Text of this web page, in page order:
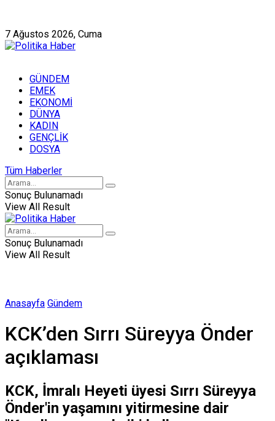
7 Ağustos 2026, Cuma
GÜNDEM
EMEK
EKONOMİ
DÜNYA
KADIN
GENÇLİK
DOSYA
Tüm Haberler
Sonuç Bulunamadı
View All Result
Sonuç Bulunamadı
View All Result
Anasayfa Gündem
KCK’den Sırrı Süreyya Önder
açıklaması
KCK, İmralı Heyeti üyesi Sırrı Süreyya
Önder'in yaşamını yitirmesine dair